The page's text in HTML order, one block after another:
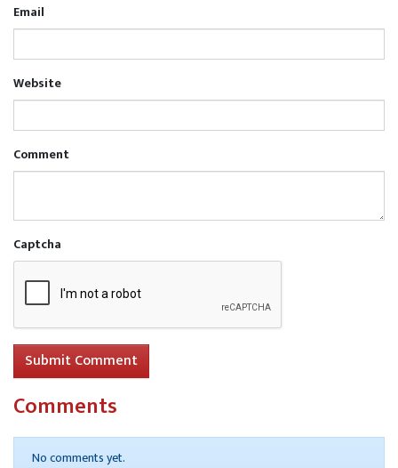
Email
Website
Comment
Captcha
Submit Comment
Comments
No comments yet.